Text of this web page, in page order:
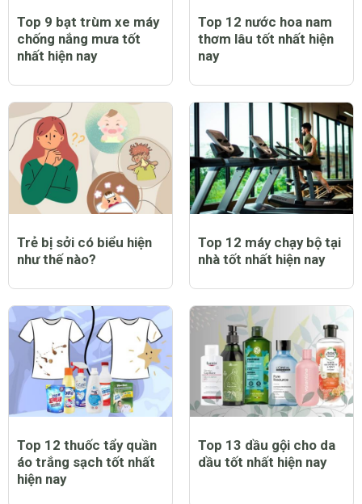
Top 9 bạt trùm xe máy
chống nắng mưa tốt
nhất hiện nay
Top 12 nước hoa nam
thơm lâu tốt nhất hiện
nay
Trẻ bị sởi có biểu hiện
như thế nào?
Top 12 máy chạy bộ tại
nhà tốt nhất hiện nay
Top 12 thuốc tẩy quần
áo trắng sạch tốt nhất
hiện nay
Top 13 dầu gội cho da
dầu tốt nhất hiện nay